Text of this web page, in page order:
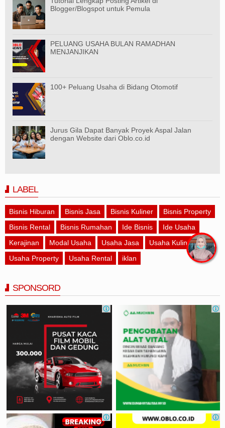
Blogger/Blogspot untuk Pemula
PELUANG USAHA BULAN RAMADHAN
MENJANJIKAN
100+ Peluang Usaha di Bidang Otomotif
Jurus Gila Dapat Banyak Proyek Aspal Jalan
dengan Website dari Oblo.co.id
LABEL
Bisnis Hiburan Bisnis Jasa Bisnis Kuliner
Bisnis Property
Bisnis Rental
Bisnis Rumahan Ide Bisnis
Ide Usaha
Kerajinan
Modal Usaha Usaha Jasa
Usaha Kuliner
Usaha Property
Usaha Rental iklan
SPONSORD